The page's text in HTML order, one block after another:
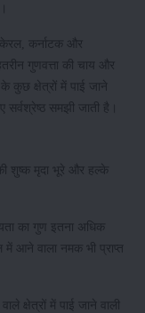
केरल, कर्नाटक और
गुणवत्ता की चाय और
कुछ क्षेत्रों में पाई जाने
समझी जाती है।
शुष्क मृदा भूरे और हल्के
का गुण इतना अधिक
में आने वाला नमक भी प्राप्त
क्षेत्रों में पाई जाने वाली